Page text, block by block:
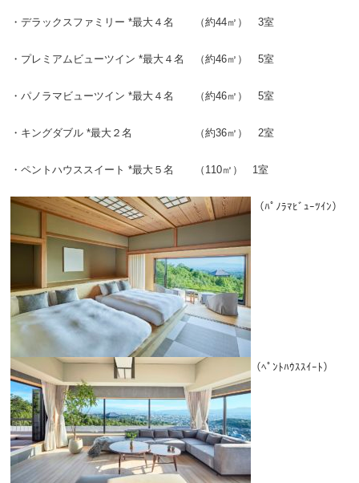
・デラックスファミリー *最大４名 （約44㎡） 3室
・プレミアムビューツイン *最大４名 （約46㎡） 5室
・パノラマビューツイン *最大４名 （約46㎡） 5室
・キングダブル *最大２名 （約36㎡） 2室
・ペントハウススイート *最大５名 （110㎡） 1室
（ﾊﾟﾉﾗﾏﾋﾞｭｰﾂｲﾝ）
（ﾍﾟﾝﾄﾊｳｽｽｲｰﾄ）